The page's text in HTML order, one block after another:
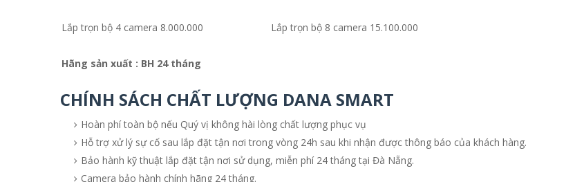
Lắp trọn bộ 4 camera 8.000.000 Lắp trọn bộ 8 camera 15.100.000
Hãng sản xuất : BH 24 tháng
CHÍNH SÁCH CHẤT LƯỢNG DANA SMART
Hoàn phí toàn bộ nếu Quý vị không hài lòng chất lượng phục vụ
Hỗ trợ xử lý sự cố sau lắp đặt tận nơi trong vòng 24h sau khi nhận được thông báo của khách hàng.
Bảo hành kỹ thuật lắp đặt tận nơi sử dụng, miễn phí 24 tháng tại Đà Nẵng.
Camera bảo hành chính hãng 24 tháng.